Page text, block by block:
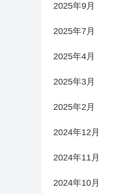
2025年9月
2025年7月
2025年4月
2025年3月
2025年2月
2024年12月
2024年11月
2024年10月